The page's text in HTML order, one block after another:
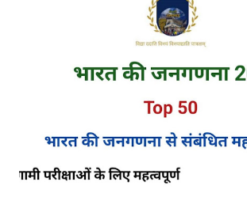
अर्थात इस क्षेत्र में बंगाल प्रेसिडेंसी के अधिनियम पूर्ण रुप से
कुछ को आंशिक रूप से प्रभावी किया गया तथा लेकिन
प्रांतों के जिला प्रमु...